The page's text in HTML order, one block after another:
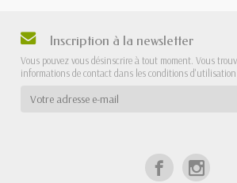
Inscription à la newsletter
Vous pouvez vous désinscrire à tout moment. Vous
informations de contact dans les conditions d'utilisation